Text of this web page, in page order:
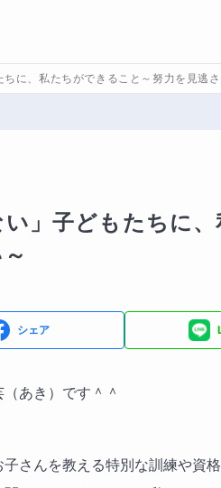
ちに、私たちができること～努力を見逃
い」子どもたちに
シェア
あき）です＾＾
さんを教える特別な訓練や資